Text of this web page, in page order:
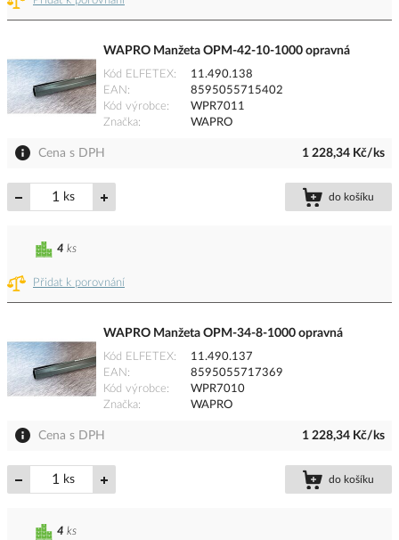
WAPRO Manžeta OPM-42-10-1000 opravná
Kód ELFETEX
11.490.138
EAN
8595055715402
Kód výrobce
WPR7011
Značka
WAPRO
Cena s DPH 1 228,34 Kč/ks
ks do košíku
Přidat k porovnání
4 ks
WAPRO Manžeta OPM-34-8-1000 opravná
Kód ELFETEX
11.490.137
EAN
8595055717369
Kód výrobce
WPR7010
Značka
WAPRO
Cena s DPH 1 228,34 Kč/ks
ks do košíku
4 ks